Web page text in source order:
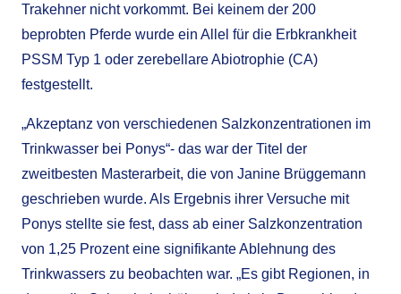
Trakehner nicht vorkommt. Bei keinem der 200
beprobten Pferde wurde ein Allel für die Erbkrankheit
PSSM Typ 1 oder zerebellare Abiotrophie (CA)
festgestellt.
„Akzeptanz von verschiedenen Salzkonzentrationen im
Trinkwasser bei Ponys“- das war der Titel der
zweitbesten Masterarbeit, die von Janine Brüggemann
geschrieben wurde. Als Ergebnis ihrer Versuche mit
Ponys stellte sie fest, dass ab einer Salzkonzentration
von 1,25 Prozent eine signifikante Ablehnung des
Trinkwassers zu beobachten war. „Es gibt Regionen, in